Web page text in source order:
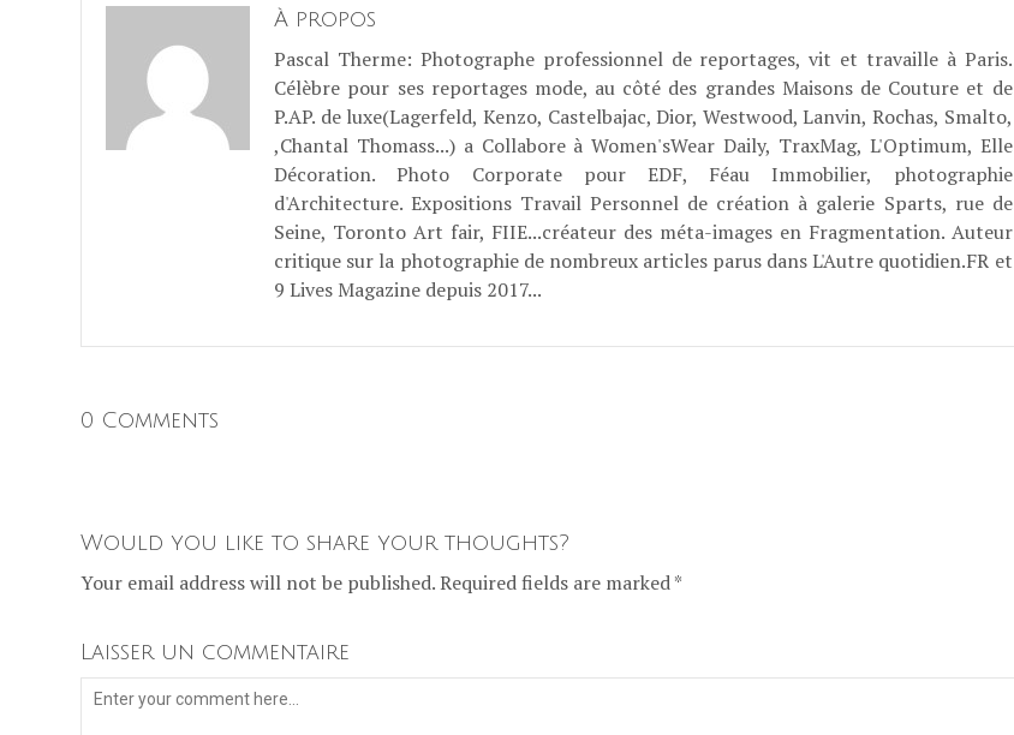
À propos
Pascal Therme: Photographe professionnel de reportages, vit et travaille à Paris.
Célèbre pour ses reportages mode, au côté des grandes Maisons de Couture et de
P.AP. de luxe(Lagerfeld, Kenzo, Castelbajac, Dior, Westwood, Lanvin, Rochas, Smalto,
,Chantal Thomass...) a Collabore à Women'sWear Daily, TraxMag, L'Optimum, Elle
Décoration. Photo Corporate pour EDF, Féau Immobilier, photographie
d'Architecture. Expositions Travail Personnel de création à galerie Sparts, rue de
Seine, Toronto Art fair, FIIE...créateur des méta-images en Fragmentation. Auteur
critique sur la photographie de nombreux articles parus dans L'Autre quotidien.FR et
9 Lives Magazine depuis 2017...
0 Comments
Would you like to share your thoughts?
Your email address will not be published. Required fields are marked *
Laisser un commentaire